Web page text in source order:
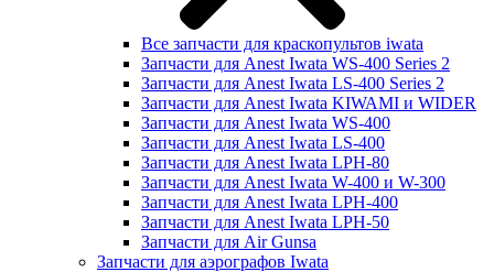
Все запчасти для краскопультов iwata
Запчасти для Anest Iwata WS-400 Series 2
Запчасти для Anest Iwata LS-400 Series 2
Запчасти для Anest Iwata KIWAMI и WIDER
Запчасти для Anest Iwata WS-400
Запчасти для Anest Iwata LS-400
Запчасти для Anest Iwata LPH-80
Запчасти для Anest Iwata W-400 и W-300
Запчасти для Anest Iwata LPH-400
Запчасти для Anest Iwata LPH-50
Запчасти для Air Gunsa
Запчасти для аэрографов Iwata